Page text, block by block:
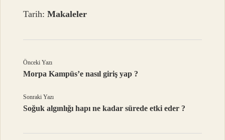
Tarih:Makaleler
Önceki Yazı
Morpa Kampüs’e nasıl giriş yap ?
Sonraki Yazı
Soğuk algınlığı hapı ne kadar sürede etki eder ?